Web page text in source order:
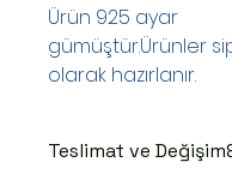
Ürün 925 ayar
gümüştür.Ürünler
olarak hazırlanır.
Teslimat ve